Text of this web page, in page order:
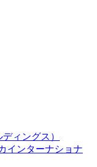
ィングス）
インターナショナ